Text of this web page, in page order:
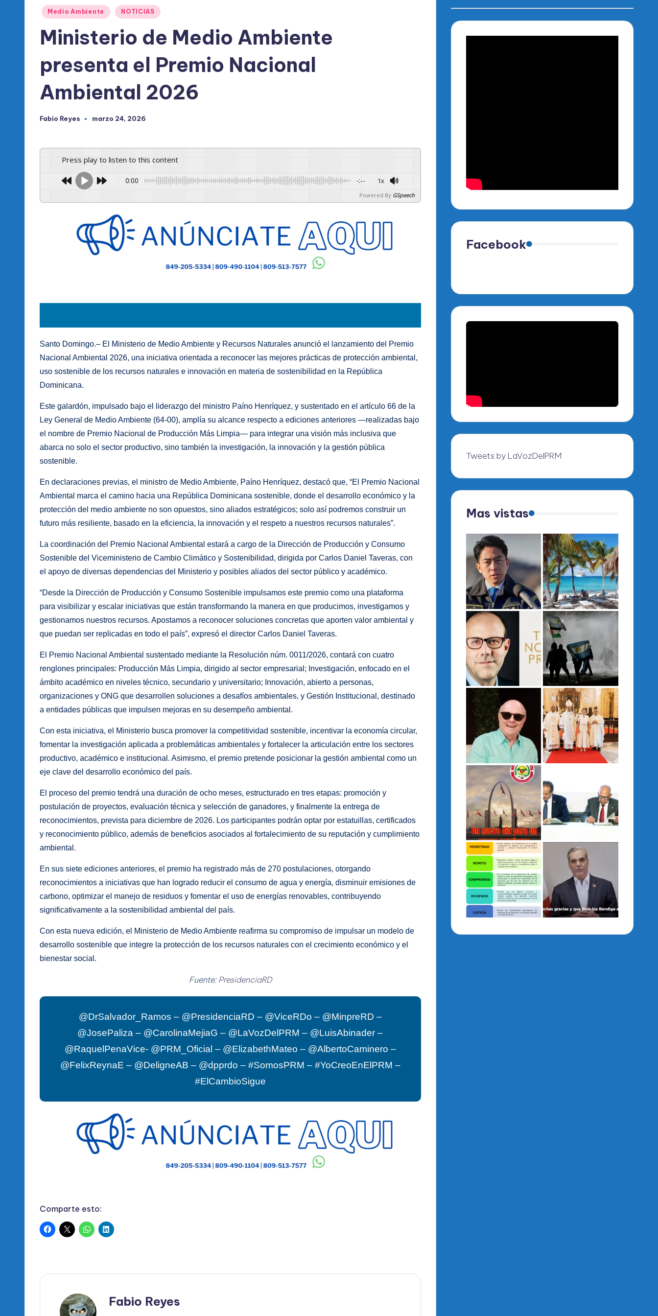
M
Publicado
Medio Ambiente NOTICIAS
Ministerio de Medio Ambiente
presenta el Premio Nacional
Ambiental 2026
Publicado
Fabio Reyes marzo 24, 2026
Press play to listen to this content
0:00 -:-- 1x
Powered By GSpeech
Santo Domingo.– El Ministerio de Medio Ambiente y Recursos Naturales anunció el lanzamiento del Premio
Nacional Ambiental 2026, una iniciativa orientada a reconocer las mejores prácticas de protección ambiental,
uso sostenible de los recursos naturales e innovación en materia de sostenibilidad en la República
Dominicana.
Este galardón, impulsado bajo el liderazgo del ministro Paíno Henríquez, y sustentado en el artículo 66 de la
Ley General de Medio Ambiente (64-00), amplía su alcance respecto a ediciones anteriores —realizadas bajo
el nombre de Premio Nacional de Producción Más Limpia— para integrar una visión más inclusiva que
abarca no solo el sector productivo, sino también la investigación, la innovación y la gestión pública
sostenible.
En declaraciones previas, el ministro de Medio Ambiente, Paíno Henríquez, destacó que, “El Premio Nacional
Ambiental marca el camino hacia una República Dominicana sostenible, donde el desarrollo económico y la
protección del medio ambiente no son opuestos, sino aliados estratégicos; solo así podremos construir un
futuro más resiliente, basado en la eficiencia, la innovación y el respeto a nuestros recursos naturales”.
La coordinación del Premio Nacional Ambiental estará a cargo de la Dirección de Producción y Consumo
Sostenible del Viceministerio de Cambio Climático y Sostenibilidad, dirigida por Carlos Daniel Taveras, con
el apoyo de diversas dependencias del Ministerio y posibles aliados del sector público y académico.
“Desde la Dirección de Producción y Consumo Sostenible impulsamos este premio como una plataforma
para visibilizar y escalar iniciativas que están transformando la manera en que producimos, investigamos y
gestionamos nuestros recursos. Apostamos a reconocer soluciones concretas que aporten valor ambiental y
que puedan ser replicadas en todo el país”, expresó el director Carlos Daniel Taveras.
El Premio Nacional Ambiental sustentado mediante la Resolución núm. 0011/2026, contará con cuatro
renglones principales: Producción Más Limpia, dirigido al sector empresarial; Investigación, enfocado en el
ámbito académico en niveles técnico, secundario y universitario; Innovación, abierto a personas,
organizaciones y ONG que desarrollen soluciones a desafíos ambientales, y Gestión Institucional, destinado
a entidades públicas que impulsen mejoras en su desempeño ambiental.
Con esta iniciativa, el Ministerio busca promover la competitividad sostenible, incentivar la economía circular,
fomentar la investigación aplicada a problemáticas ambientales y fortalecer la articulación entre los sectores
productivo, académico e institucional. Asimismo, el premio pretende posicionar la gestión ambiental como un
eje clave del desarrollo económico del país.
El proceso del premio tendrá una duración de ocho meses, estructurado en tres etapas: promoción y
postulación de proyectos, evaluación técnica y selección de ganadores, y finalmente la entrega de
reconocimientos, prevista para diciembre de 2026. Los participantes podrán optar por estatuillas, certificados
y reconocimiento público, además de beneficios asociados al fortalecimiento de su reputación y cumplimiento
ambiental.
En sus siete ediciones anteriores, el premio ha registrado más de 270 postulaciones, otorgando
reconocimientos a iniciativas que han logrado reducir el consumo de agua y energía, disminuir emisiones de
carbono, optimizar el manejo de residuos y fomentar el uso de energías renovables, contribuyendo
significativamente a la sostenibilidad ambiental del país.
Con esta nueva edición, el Ministerio de Medio Ambiente reafirma su compromiso de impulsar un modelo de
desarrollo sostenible que integre la protección de los recursos naturales con el crecimiento económico y el
bienestar social.
Fuente: PresidenciaRD
@DrSalvador_Ramos – @PresidenciaRD – @ViceRDo – @MinpreRD –
@JosePaliza – @CarolinaMejiaG – @LaVozDelPRM – @LuisAbinader –
@RaquelPenaVice- @PRM_Oficial – @ElizabethMateo – @AlbertoCaminero –
@FelixReynaE – @DeligneAB – @dpprdo – #SomosPRM – #YoCreoEnElPRM –
#ElCambioSigue
Comparte esto:
Fabio Reyes
Facebook
Tweets by LaVozDelPRM
Mas vistas